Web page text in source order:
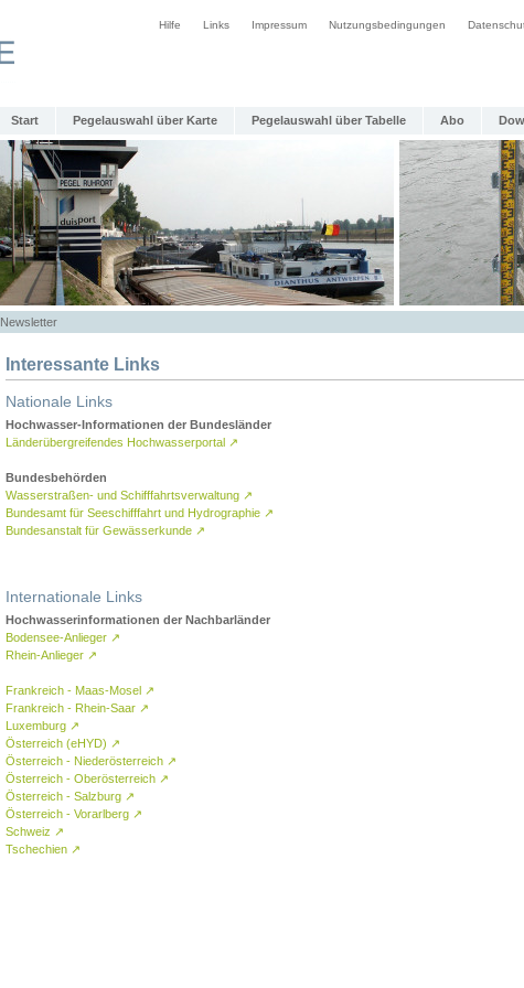
Hilfe Links Impressum Nutzungsbedingungen
Start Pegelauswahl über Karte Pegelauswahl über Tabelle Abo
Newsletter
Interessante Links
Nationale Links
Hochwasser-Informationen der Bundesländer
Länderübergreifendes Hochwasserportal ↗
Bundesbehörden
Wasserstraßen- und Schifffahrtsverwaltung ↗
Bundesamt für Seeschifffahrt und Hydrographie ↗
Bundesanstalt für Gewässerkunde ↗
Internationale Links
Hochwasserinformationen der Nachbarländer
Bodensee-Anlieger ↗
Rhein-Anlieger ↗
Frankreich - Maas-Mosel ↗
Frankreich - Rhein-Saar ↗
Luxemburg ↗
Österreich (eHYD) ↗
Österreich - Niederösterreich ↗
Österreich - Oberösterreich ↗
Österreich - Salzburg ↗
Österreich - Vorarlberg ↗
Schweiz ↗
Tschechien ↗